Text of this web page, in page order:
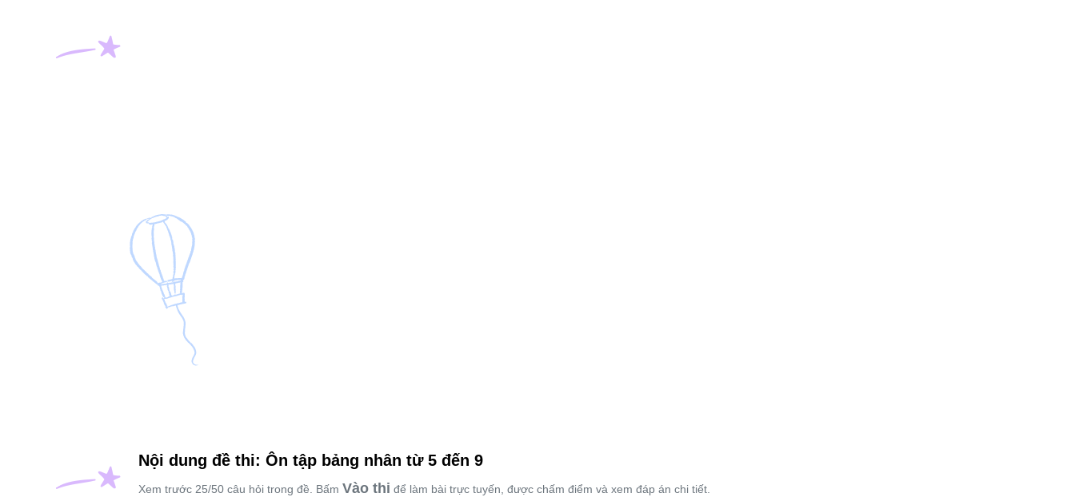
Nội dung đề thi: Ôn tập bảng nhân từ 5 đến 9
Xem trước 25/50 câu hỏi trong đề. Bấm Vào thi để làm bài trực tuyến, được chấm điểm và xem đáp án chi tiết.